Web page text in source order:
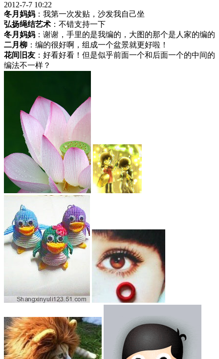
2012-7-7 10:22
冬月妈妈 ：我第一次发贴，沙发我自己坐
弘扬绳结艺术 ：不错支持一下
冬月妈妈 ：谢谢，手里的是我编的，大图的那个是人家的编的
二月柳 ：编的很好啊，组成一个盆景就更好啦！
花间旧友 ：好看好看！但是似乎前面一个和后面一个的中间的
编法不一样？